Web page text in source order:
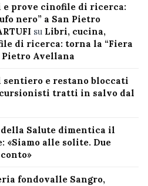
prove cinofile di ricerca:
nero” a San Pietro
su Libri, cucina,
di ricerca: torna la “Fiera
Pietro Avellana
e restano bloccati
tratti in salvo dal
Salute dimentica il
«Siamo alle solite. Due
fondovalle Sangro,